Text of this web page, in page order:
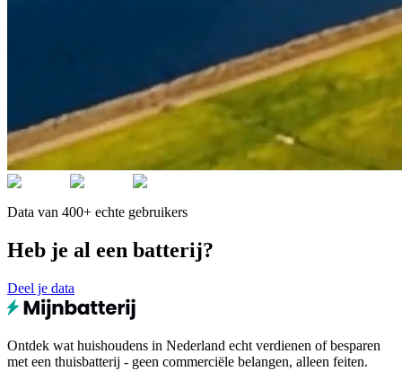
Data van 400+ echte gebruikers
Heb je al een batterij?
Deel je data
Ontdek wat huishoudens in Nederland echt verdienen of besparen
met een thuisbatterij - geen commerciële belangen, alleen feiten.